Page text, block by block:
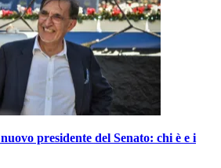
presidente del Senato: chi è e i